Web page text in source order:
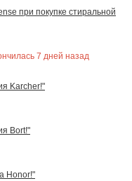
при покупке стиральной
7 дней назад
Karcher!"
Bort!"
Honor!"